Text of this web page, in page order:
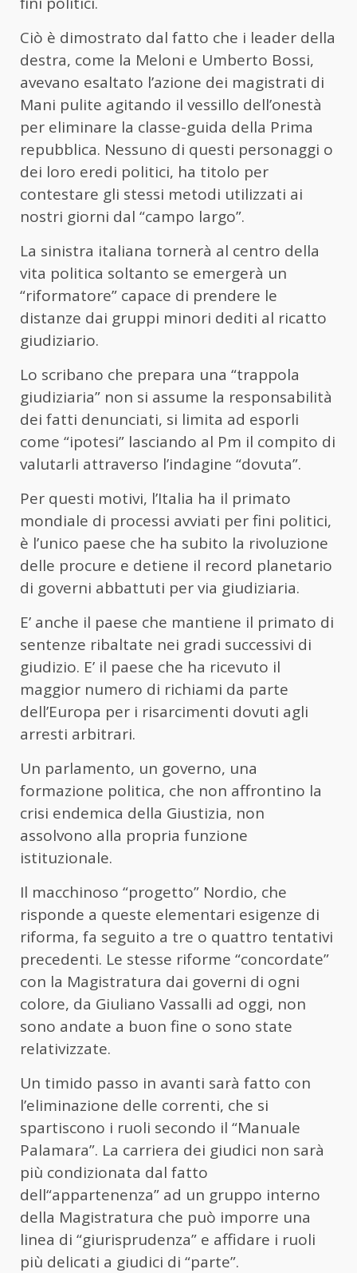
Ciò è dimostrato dal fatto che i leader della
destra, come la Meloni e Umberto Bossi,
avevano esaltato l’azione dei magistrati di
Mani pulite agitando il vessillo dell’onestà
per eliminare la classe-guida della Prima
repubblica. Nessuno di questi personaggi o
dei loro eredi politici, ha titolo per
contestare gli stessi metodi utilizzati ai
nostri giorni dal “campo largo”.
La sinistra italiana tornerà al centro della
vita politica soltanto se emergerà un
“riformatore” capace di prendere le
distanze dai gruppi minori dediti al ricatto
giudiziario.
Lo scribano che prepara una “trappola
giudiziaria” non si assume la responsabilità
dei fatti denunciati, si limita ad esporli
come “ipotesi” lasciando al Pm il compito di
valutarli attraverso l’indagine “dovuta”.
Per questi motivi, l’Italia ha il primato
mondiale di processi avviati per fini politici,
è l’unico paese che ha subito la rivoluzione
delle procure e detiene il record planetario
di governi abbattuti per via giudiziaria.
E’ anche il paese che mantiene il primato di
sentenze ribaltate nei gradi successivi di
giudizio. E’ il paese che ha ricevuto il
maggior numero di richiami da parte
dell’Europa per i risarcimenti dovuti agli
arresti arbitrari.
Un parlamento, un governo, una
formazione politica, che non affrontino la
crisi endemica della Giustizia, non
assolvono alla propria funzione
istituzionale.
Il macchinoso “progetto” Nordio, che
risponde a queste elementari esigenze di
riforma, fa seguito a tre o quattro tentativi
precedenti. Le stesse riforme “concordate”
con la Magistratura dai governi di ogni
colore, da Giuliano Vassalli ad oggi, non
sono andate a buon fine o sono state
relativizzate.
Un timido passo in avanti sarà fatto con
l’eliminazione delle correnti, che si
spartiscono i ruoli secondo il “Manuale
Palamara”. La carriera dei giudici non sarà
più condizionata dal fatto
dell“appartenenza” ad un gruppo interno
della Magistratura che può imporre una
linea di “giurisprudenza” e affidare i ruoli
più delicati a giudici di “parte”.